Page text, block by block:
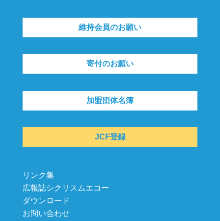
維持会員のお願い
寄付のお願い
加盟団体名簿
JCF登録
リンク集
広報誌シクリスムエコー
ダウンロード
お問い合わせ